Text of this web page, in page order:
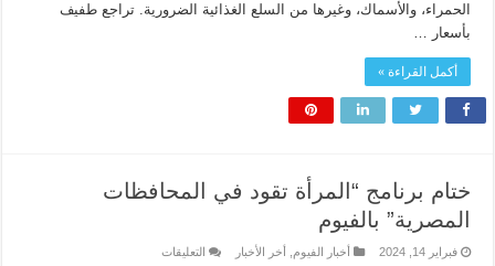
الحمراء، والأسماك، وغيرها من السلع الغذائية الضرورية. تراجع طفيف
بأسعار …
أكمل القراءة »
ختام برنامج “المرأة تقود في المحافظات
المصرية” بالفيوم
فبراير 14, 2024 أخبار الفيوم, أخر الأخبار التعليقاتعلى